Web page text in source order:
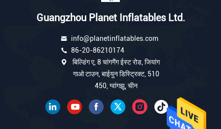
Guangzhou Planet Inflatables Ltd.
info@planetinflatables.com
86-20-86210174
बिल्डिंग ए, 8 चांगगैंग ईस्ट रोड, जियांग
गाओ टाउन, बाईयुन डिस्ट्रिक्ट, 510
450, ग्वांगझू, चीन